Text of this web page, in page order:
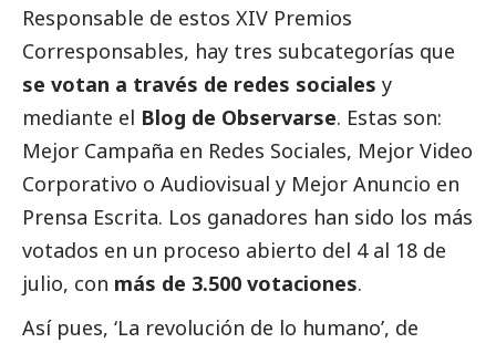
Responsable de estos XIV Premios
Corresponsables, hay tres subcategorías que
se votan a través de redes sociales y
mediante el Blog de Observarse. Estas son:
Mejor Campaña en Redes Sociales, Mejor Video
Corporativo o Audiovisual y Mejor Anuncio en
Prensa Escrita. Los ganadores han sido los más
votados en un proceso abierto del 4 al 18 de
julio, con más de 3.500 votaciones.
Así pues, ‘La revolución de lo humano’, de